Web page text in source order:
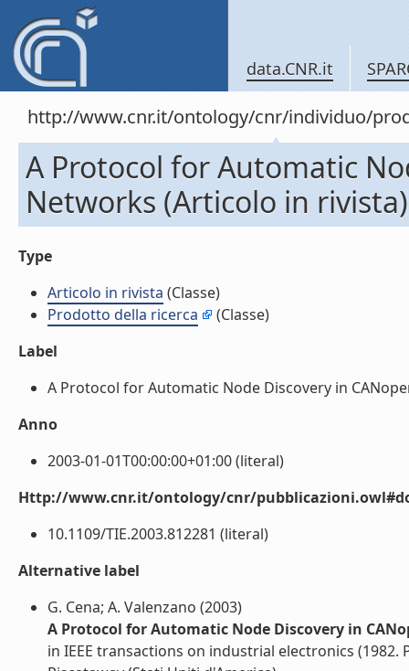
data.CNR.it
http://www.cnr.it/ontology/cnr/individuo/
A Protocol for Automatic
Networks (Articolo in rivista)
Type
Articolo in rivista (Classe)
Prodotto della ricerca
(Classe)
Label
A Protocol for Automatic Node Discovery in
Anno
2003-01-01T00:00:00+01:00 (literal)
Http://www.cnr.it/ontology/cnr/
10.1109/TIE.2003.812281 (literal)
Alternative label
G. Cena; A. Valenzano (2003)
A Protocol for Automatic Node Discovery in
in IEEE transactions on industrial electronics (1982.